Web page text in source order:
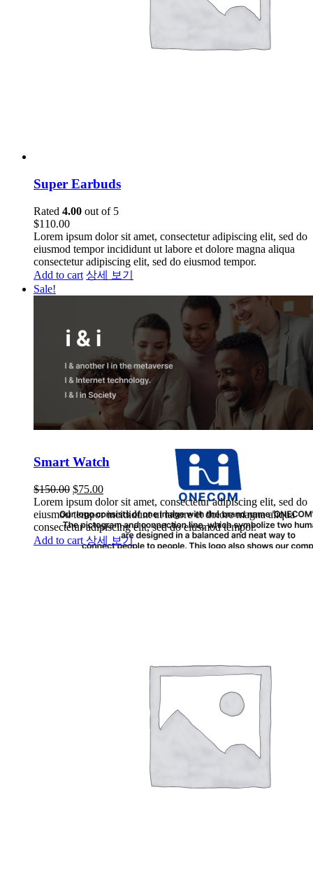
Super Earbuds
Rated 4.00 out of 5
$110.00
Lorem ipsum dolor sit amet, consectetur adipiscing elit, sed do
eiusmod tempor incididunt ut labore et dolore magna aliqua
consectetur adipiscing elit, sed do eiusmod tempor.
Add to cart 상세 보기
Sale!
Smart Watch
$150.00 $75.00
Lorem ipsum dolor sit amet, consectetur adipiscing elit, sed do
eiusmod tempor incididunt ut labore et dolore magna aliqua
consectetur adipiscing elit, sed do eiusmod tempor.
Add to cart 상세 보기